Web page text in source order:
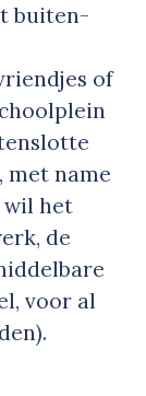
buiten-
of
name
wil het
de
voor al